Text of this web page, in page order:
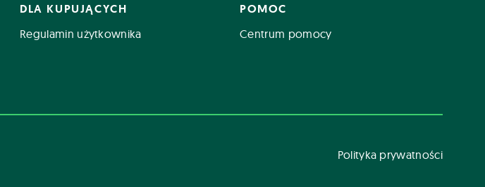
DLA KUPUJĄCYCH
Regulamin użytkownika
POMOC
Centrum pomocy
Polityka prywatności